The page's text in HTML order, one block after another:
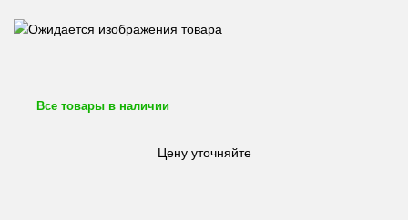
Все товары в наличии
Цену уточняйте